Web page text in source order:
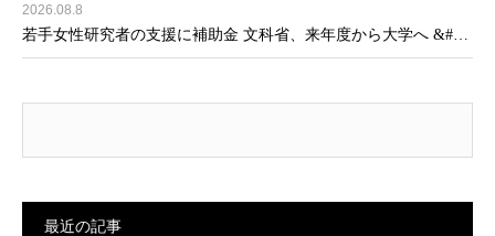
2026.08.8
若手女性研究者の支援に補助金 文科省、来年度から大学へ &#…
最近の記事